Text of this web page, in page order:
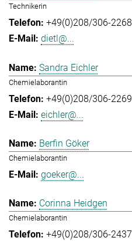
Technikerin
+49(0)208/306-2268
dietl@...
Sandra Eichler
Chemielaborantin
+49(0)208/306-2269
eichler@...
Berfin Göker
Chemielaborantin
goeker@...
Corinna Heidgen
Chemielaborantin
+49(0)208/306-2437